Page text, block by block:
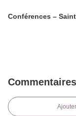
Conférences –
Commentaires